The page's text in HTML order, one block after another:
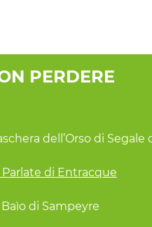
PERDERE
dell’Orso di Segale
Parlate di Entracque
Baìo di Sampeyre